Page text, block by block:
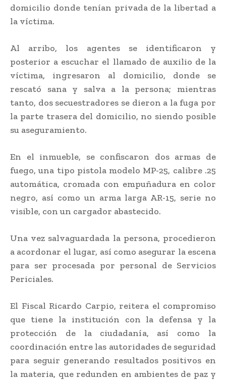
domicilio donde tenían privada de la libertad a
la víctima.
Al arribo, los agentes se identificaron y
posterior a escuchar el llamado de auxilio de la
víctima, ingresaron al domicilio, donde se
rescató sana y salva a la persona; mientras
tanto, dos secuestradores se dieron a la fuga por
la parte trasera del domicilio, no siendo posible
su aseguramiento.
En el inmueble, se confiscaron dos armas de
fuego, una tipo pistola modelo MP-25, calibre .25
automática, cromada con empuñadura en color
negro, así como un arma larga AR-15, serie no
visible, con un cargador abastecido.
Una vez salvaguardada la persona, procedieron
a acordonar el lugar, así como asegurar la escena
para ser procesada por personal de Servicios
Periciales.
El Fiscal Ricardo Carpio, reitera el compromiso
que tiene la institución con la defensa y la
protección de la ciudadanía, así como la
coordinación entre las autoridades de seguridad
para seguir generando resultados positivos en
la materia, que redunden en ambientes de paz y